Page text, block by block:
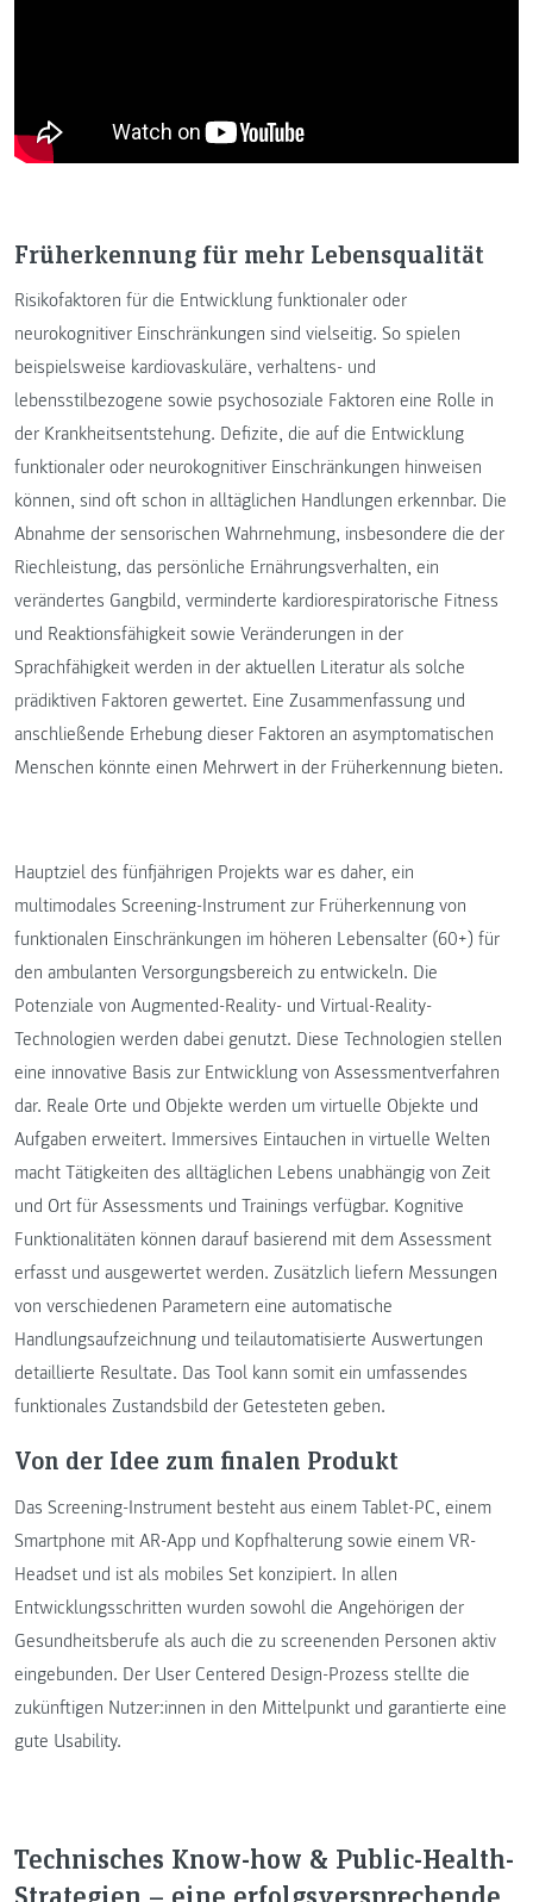
Früherkennung für mehr Lebensqualität
Risikofaktoren für die Entwicklung funktionaler oder
neurokognitiver Einschränkungen sind vielseitig. So spielen
beispielsweise kardiovaskuläre, verhaltens- und
lebensstilbezogene sowie psychosoziale Faktoren eine Rolle in
der Krankheitsentstehung. Defizite, die auf die Entwicklung
funktionaler oder neurokognitiver Einschränkungen hinweisen
können, sind oft schon in alltäglichen Handlungen erkennbar. Die
Abnahme der sensorischen Wahrnehmung, insbesondere die der
Riechleistung, das persönliche Ernährungsverhalten, ein
verändertes Gangbild, verminderte kardiorespiratorische Fitness
und Reaktionsfähigkeit sowie Veränderungen in der
Sprachfähigkeit werden in der aktuellen Literatur als solche
prädiktiven Faktoren gewertet. Eine Zusammenfassung und
anschließende Erhebung dieser Faktoren an asymptomatischen
Menschen könnte einen Mehrwert in der Früherkennung bieten.
Hauptziel des fünfjährigen Projekts war es daher, ein
multimodales Screening-Instrument zur Früherkennung von
funktionalen Einschränkungen im höheren Lebensalter (60+) für
den ambulanten Versorgungsbereich zu entwickeln. Die
Potenziale von Augmented-Reality- und Virtual-Reality-
Technologien werden dabei genutzt. Diese Technologien stellen
eine innovative Basis zur Entwicklung von Assessmentverfahren
dar. Reale Orte und Objekte werden um virtuelle Objekte und
Aufgaben erweitert. Immersives Eintauchen in virtuelle Welten
macht Tätigkeiten des alltäglichen Lebens unabhängig von Zeit
und Ort für Assessments und Trainings verfügbar. Kognitive
Funktionalitäten können darauf basierend mit dem Assessment
erfasst und ausgewertet werden. Zusätzlich liefern Messungen
von verschiedenen Parametern eine automatische
Handlungsaufzeichnung und teilautomatisierte Auswertungen
detaillierte Resultate. Das Tool kann somit ein umfassendes
funktionales Zustandsbild der Getesteten geben.
Von der Idee zum finalen Produkt
Das Screening-Instrument besteht aus einem Tablet-PC, einem
Smartphone mit AR-App und Kopfhalterung sowie einem VR-
Headset und ist als mobiles Set konzipiert. In allen
Entwicklungsschritten wurden sowohl die Angehörigen der
Gesundheitsberufe als auch die zu screenenden Personen aktiv
eingebunden. Der User Centered Design-Prozess stellte die
zukünftigen Nutzer:innen in den Mittelpunkt und garantierte eine
gute Usability.
Technisches Know-how & Public-Health-
Strategien – eine erfolgsversprechende